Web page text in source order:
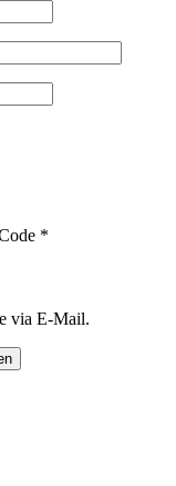
*
via E-Mail.